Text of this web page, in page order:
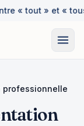
« tout » et « tous
professionnelle